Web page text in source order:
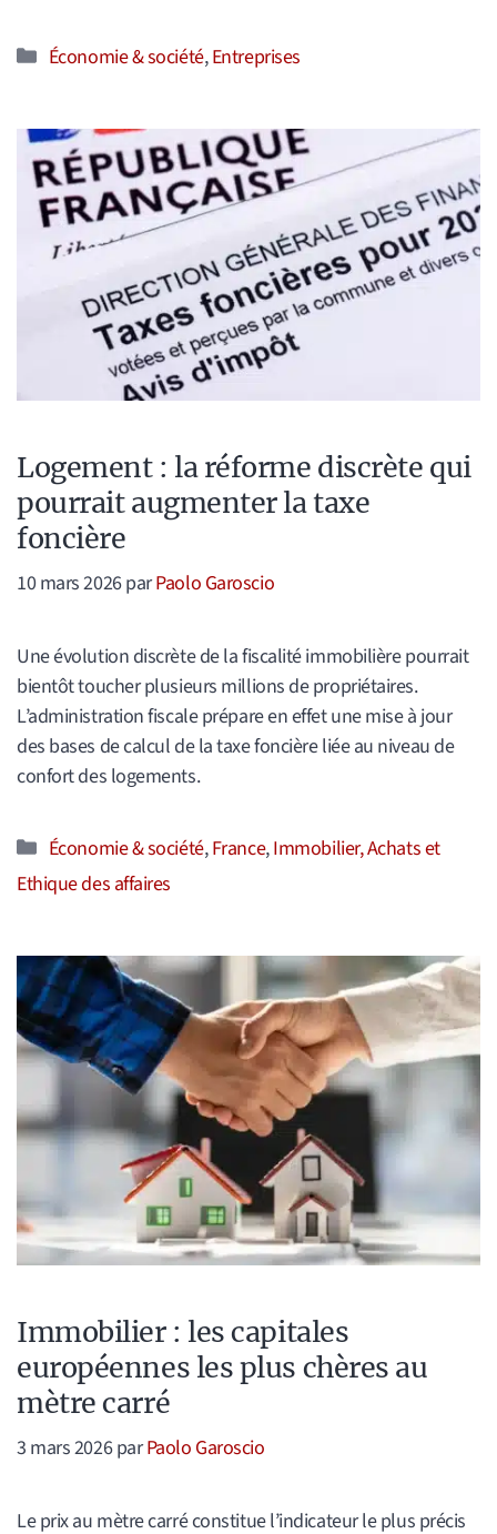
Catégories
Économie & société,Entreprises
Logement : la réforme discrète qui
pourrait augmenter la taxe
foncière
10 mars 2026parPaolo Garoscio
Une évolution discrète de la fiscalité immobilière pourrait
bientôt toucher plusieurs millions de propriétaires.
L’administration fiscale prépare en effet une mise à jour
des bases de calcul de la taxe foncière liée au niveau de
confort des logements.
Catégories
Économie & société,France,Immobilier, Achats et
Ethique des affaires
Immobilier : les capitales
européennes les plus chères au
mètre carré
3 mars 2026parPaolo Garoscio
Le prix au mètre carré constitue l’indicateur le plus précis